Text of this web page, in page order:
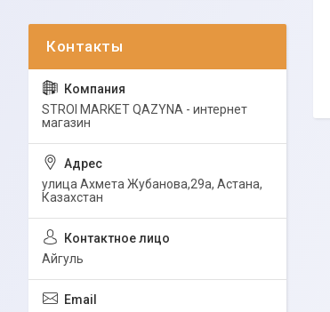
STROI MARKET QAZYNA - интернет
магазин
улица Ахмета Жубанова,29а, Астана,
Казахстан
Айгуль